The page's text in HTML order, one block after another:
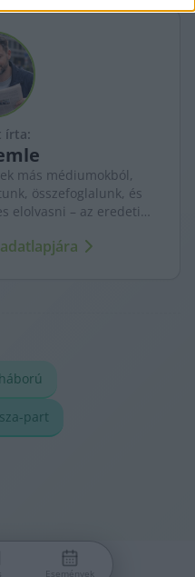
írta:
más médiumokból,
összefoglalunk, és
elolvasni – az eredeti
háború
part
Események